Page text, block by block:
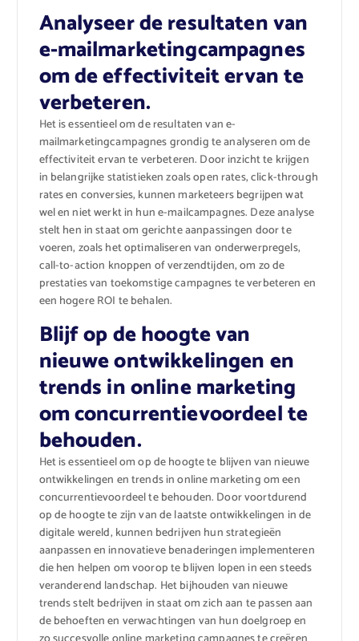
Analyseer de resultaten van
e-mailmarketingcampagnes
om de effectiviteit ervan te
verbeteren.
Het is essentieel om de resultaten van e-
mailmarketingcampagnes grondig te analyseren om de
effectiviteit ervan te verbeteren. Door inzicht te krijgen
in belangrijke statistieken zoals open rates, click-through
rates en conversies, kunnen marketeers begrijpen wat
wel en niet werkt in hun e-mailcampagnes. Deze analyse
stelt hen in staat om gerichte aanpassingen door te
voeren, zoals het optimaliseren van onderwerpregels,
call-to-action knoppen of verzendtijden, om zo de
prestaties van toekomstige campagnes te verbeteren en
een hogere ROI te behalen.
Blijf op de hoogte van
nieuwe ontwikkelingen en
trends in online marketing
om concurrentievoordeel te
behouden.
Het is essentieel om op de hoogte te blijven van nieuwe
ontwikkelingen en trends in online marketing om een
concurrentievoordeel te behouden. Door voortdurend
op de hoogte te zijn van de laatste ontwikkelingen in de
digitale wereld, kunnen bedrijven hun strategieën
aanpassen en innovatieve benaderingen implementeren
die hen helpen om voorop te blijven lopen in een steeds
veranderend landschap. Het bijhouden van nieuwe
trends stelt bedrijven in staat om zich aan te passen aan
de behoeften en verwachtingen van hun doelgroep en